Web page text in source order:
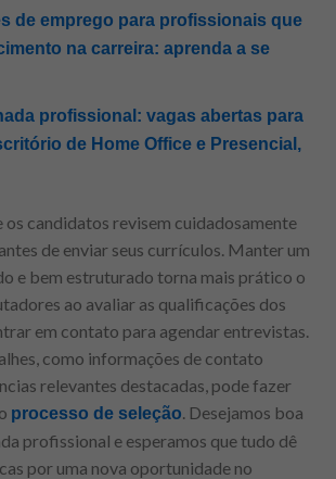
de emprego para profissionais que
na carreira: aprenda a se
profissional: vagas abertas para
de Home Office e Presencial,
os candidatos revisem cuidadosamente
de enviar seus currículos. Manter um
e bem estruturado torna mais prático o
ao avaliar as qualificações dos
em contato para agendar entrevistas.
como informações de contato
relevantes destacadas, pode fazer
processo de seleção . Desejamos boa
profissional e esperamos que tudo dê
por uma nova oportunidade no